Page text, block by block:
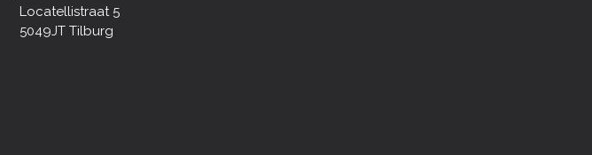
Locatellistraat 5
5049JT Tilburg